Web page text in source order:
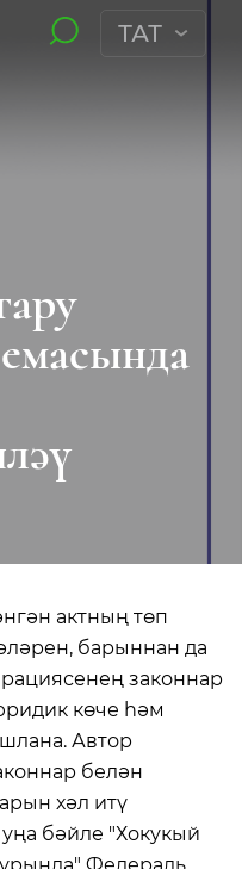
ТАТ
актның төп
барыннан да
законнар
көче һәм
Автор
белән
хәл итү
бәйле "Хокукый